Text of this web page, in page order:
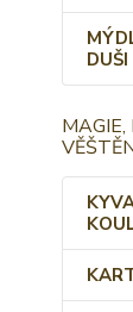
DUŠI
MAGIE,